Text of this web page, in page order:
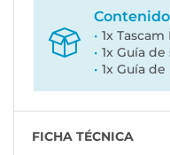
1x Tascam
1x Guía
1x Guía
FICHA TÉCNICA